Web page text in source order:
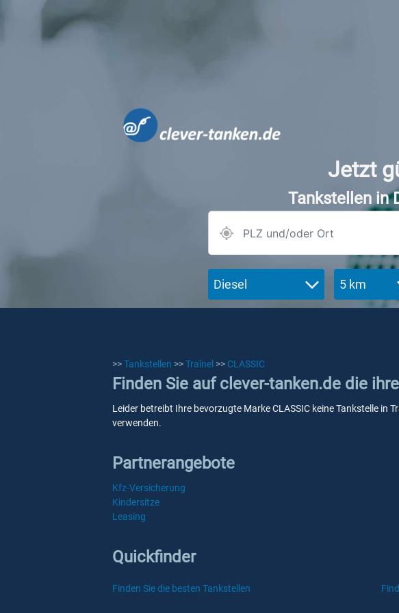
Jetzt
Tankstellen in
Diesel 5 km
>>Tankstellen >>Traînel >> CLASSIC
Finden Sie auf clever-tanken.de die
Leider betreibt Ihre bevorzugte Marke CLASSIC keine Tankstelle in
verwenden.
Partnerangebote
Kfz-Versicherung
Kindersitze
Leasing
Quickfinder
Finden Sie die besten Tankstellen